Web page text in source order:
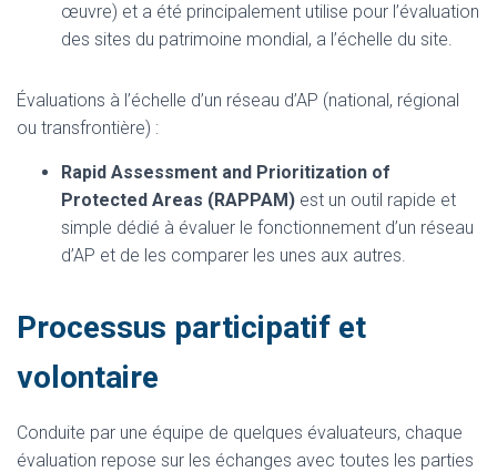
œuvre) et a été principalement utilise pour l’évaluation
des sites du patrimoine mondial, a l’échelle du site.
Évaluations à l’échelle d’un réseau d’AP (national, régional
ou transfrontière) :
Rapid Assessment and Prioritization of
Protected Areas (RAPPAM) est un outil rapide et
simple dédié à évaluer le fonctionnement d’un réseau
d’AP et de les comparer les unes aux autres.
Processus participatif et
volontaire
Conduite par une équipe de quelques évaluateurs, chaque
évaluation repose sur les échanges avec toutes les parties